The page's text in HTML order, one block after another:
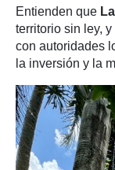
Entienden que
territorio sin ley,
con autoridades
la inversión y la